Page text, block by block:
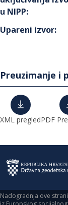
u NIPP:
Upareni izvor:
Preuzimanje i
XML pregledPDF
Nadogradnja ove